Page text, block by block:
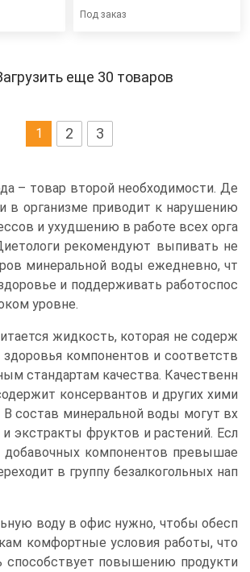
Под заказ
еще 30 товаров
1 2 3
– товар второй необходимости. Де
в организме приводит к нарушению
и ухудшению в работе всех орга
рекомендуют выпивать не
минеральной воды ежедневно, чт
и поддерживать работоспос
уровне.
жидкость, которая не содерж
компонентов и соответств
стандартам качества. Качественн
консервантов и других хими
В состав минеральной воды могут вх
экстракты фруктов и растений. Есл
добавочных компонентов превышае
в группу безалкогольных нап
воду в офис нужно, чтобы обесп
комфортные условия работы, что
способствует повышению продукти